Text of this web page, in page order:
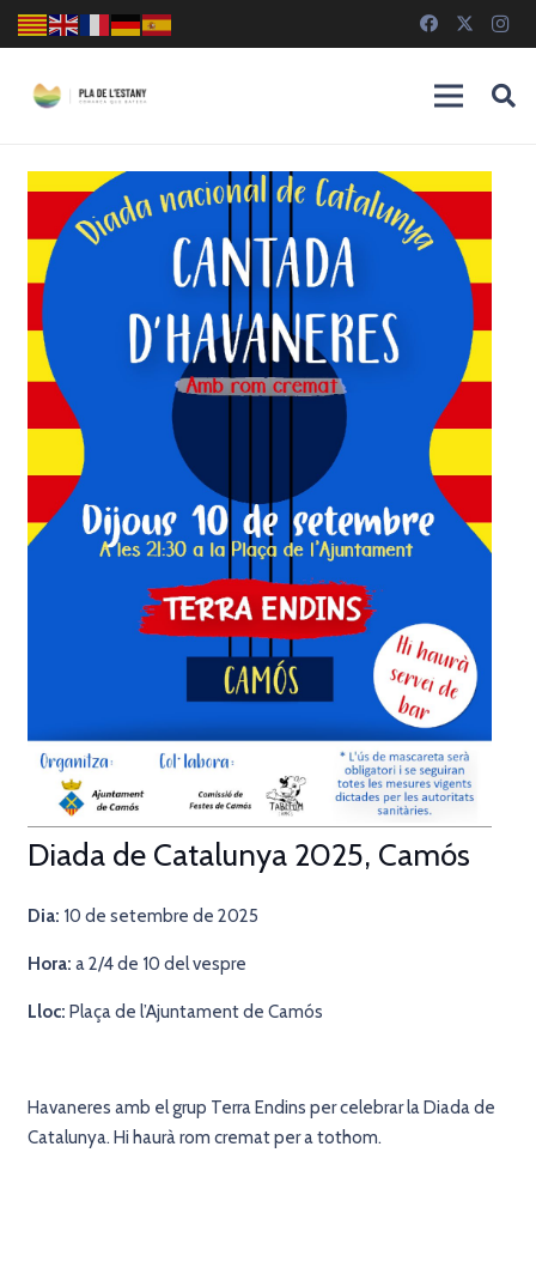
Diada de Catalunya 2025, Camós
Dia: 10 de setembre de 2025
Hora: a 2/4 de 10 del vespre
Lloc: Plaça de l’Ajuntament de Camós
Havaneres amb el grup Terra Endins per celebrar la Diada de
Catalunya. Hi haurà rom cremat per a tothom.